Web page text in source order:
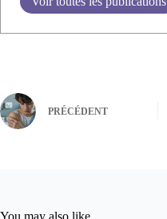
PRÉCÉDENT
You may also like